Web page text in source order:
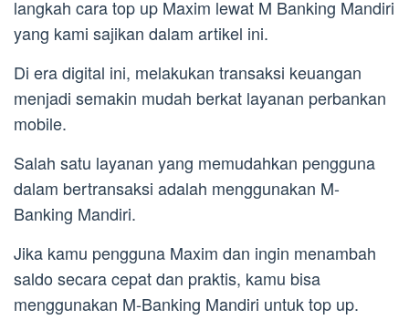
langkah cara top up Maxim lewat M Banking Mandiri
yang kami sajikan dalam artikel ini.
Di era digital ini, melakukan transaksi keuangan
menjadi semakin mudah berkat layanan perbankan
mobile.
Salah satu layanan yang memudahkan pengguna
dalam bertransaksi adalah menggunakan M-
Banking Mandiri.
Jika kamu pengguna Maxim dan ingin menambah
saldo secara cepat dan praktis, kamu bisa
menggunakan M-Banking Mandiri untuk top up.